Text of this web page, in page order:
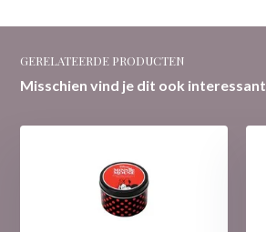
GERELATEERDE PRODUCTEN
Misschien vind je dit ook interessant